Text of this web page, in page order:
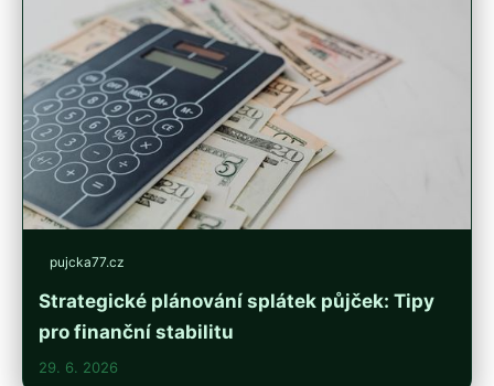
pujcka77.cz
Strategické plánování splátek půjček: Tipy
pro finanční stabilitu
29. 6. 2026